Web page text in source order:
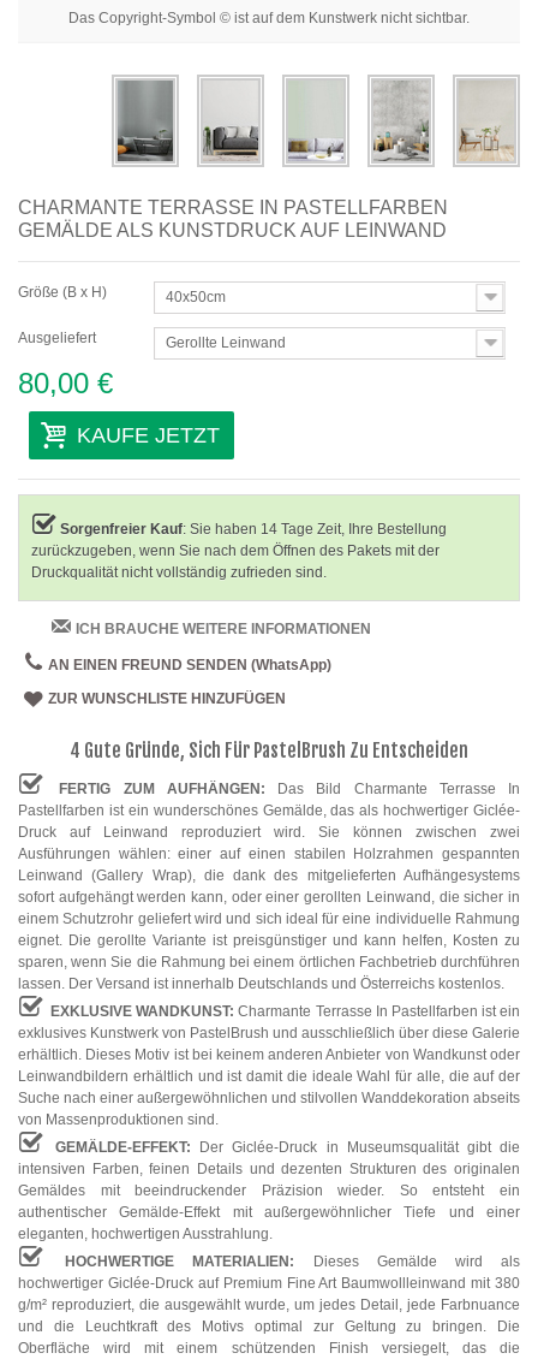
Das Copyright-Symbol © ist auf dem Kunstwerk nicht sichtbar.
CHARMANTE TERRASSE IN PASTELLFARBEN
GEMÄLDE ALS KUNSTDRUCK AUF LEINWAND
Größe (B x H) 40x50cm
Ausgeliefert Gerollte Leinwand
80,00 €
KAUFE JETZT
Sorgenfreier Kauf: Sie haben 14 Tage Zeit, Ihre Bestellung
zurückzugeben, wenn Sie nach dem Öffnen des Pakets mit der
Druckqualität nicht vollständig zufrieden sind.
ICH BRAUCHE WEITERE INFORMATIONEN
AN EINEN FREUND SENDEN (WhatsApp)
ZUR WUNSCHLISTE HINZUFÜGEN
4 Gute Gründe, Sich Für PastelBrush Zu Entscheiden
FERTIG ZUM AUFHÄNGEN:
Das Bild Charmante Terrasse In
Pastellfarben ist ein wunderschönes Gemälde, das als hochwertiger Giclée-
Druck auf Leinwand reproduziert wird. Sie können zwischen zwei
Ausführungen wählen: einer auf einen stabilen Holzrahmen gespannten
Leinwand (Gallery Wrap), die dank des mitgelieferten Aufhängesystems
sofort aufgehängt werden kann, oder einer gerollten Leinwand, die sicher in
einem Schutzrohr geliefert wird und sich ideal für eine individuelle Rahmung
eignet. Die gerollte Variante ist preisgünstiger und kann helfen, Kosten zu
sparen, wenn Sie die Rahmung bei einem örtlichen Fachbetrieb durchführen
lassen. Der Versand ist innerhalb Deutschlands und Österreichs kostenlos.
EXKLUSIVE WANDKUNST:Charmante Terrasse In Pastellfarben ist ein
exklusives Kunstwerk von PastelBrush und ausschließlich über diese Galerie
erhältlich. Dieses Motiv ist bei keinem anderen Anbieter von Wandkunst oder
Leinwandbildern erhältlich und ist damit die ideale Wahl für alle, die auf der
Suche nach einer außergewöhnlichen und stilvollen Wanddekoration abseits
von Massenproduktionen sind.
GEMÄLDE-EFFEKT: Der Giclée-Druck in Museumsqualität gibt die
intensiven Farben, feinen Details und dezenten Strukturen des originalen
Gemäldes mit beeindruckender Präzision wieder. So entsteht ein
authentischer Gemälde-Effekt mit außergewöhnlicher Tiefe und einer
eleganten, hochwertigen Ausstrahlung.
HOCHWERTIGE MATERIALIEN: Dieses Gemälde wird als
hochwertiger Giclée-Druck auf Premium Fine Art Baumwollleinwand mit 380
g/m² reproduziert, die ausgewählt wurde, um jedes Detail, jede Farbnuance
und die Leuchtkraft des Motivs optimal zur Geltung zu bringen. Die
Oberfläche wird mit einem schützenden Finish versiegelt, das die